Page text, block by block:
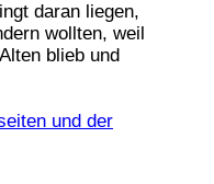
daran liegen,
wollten, weil
blieb und
und der